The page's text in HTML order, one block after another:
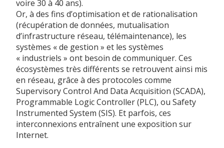
voire 30 à 40 ans).
Or, à des fins d’optimisation et de rationalisation
(récupération de données, mutualisation
d’infrastructure réseau, télémaintenance), les
systèmes « de gestion » et les systèmes
« industriels » ont besoin de communiquer. Ces
écosystèmes très différents se retrouvent ainsi mis
en réseau, grâce à des protocoles comme
Supervisory Control And Data Acquisition (SCADA),
Programmable Logic Controller (PLC), ou Safety
Instrumented System (SIS). Et parfois, ces
interconnexions entraînent une exposition sur
Internet.